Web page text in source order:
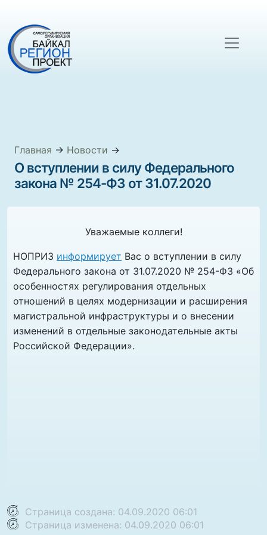
Главная → Новости →
О вступлении в силу Федерального
закона № 254-ФЗ от 31.07.2020
Уважаемые коллеги!
НОПРИЗ информирует Вас о вступлении в силу
Федерального закона от 31.07.2020 № 254-ФЗ «Об
особенностях регулирования отдельных
отношений в целях модернизации и расширения
магистральной инфраструктуры и о внесении
изменений в отдельные законодательные акты
Российской Федерации».
Страница создана: 04.09.2020 06:01
Страница изменена: 04.09.2020 06:01